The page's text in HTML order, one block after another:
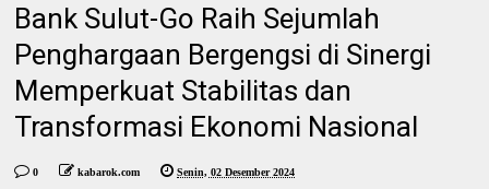
Bank Sulut-Go Raih Sejumlah
Penghargaan Bergengsi di Sinergi
Memperkuat Stabilitas dan
Transformasi Ekonomi Nasional
0 kabarok.com Senin, 02 Desember 2024